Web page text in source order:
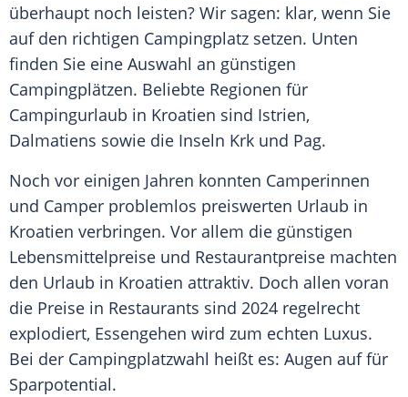
überhaupt noch leisten? Wir sagen: klar, wenn Sie
auf den richtigen Campingplatz setzen. Unten
finden Sie eine Auswahl an günstigen
Campingplätzen. Beliebte Regionen für
Campingurlaub in Kroatien sind Istrien,
Dalmatiens sowie die Inseln Krk und Pag.
Noch vor einigen Jahren konnten Camperinnen
und Camper problemlos preiswerten Urlaub in
Kroatien verbringen. Vor allem die günstigen
Lebensmittelpreise und Restaurantpreise machten
den Urlaub in Kroatien attraktiv. Doch allen voran
die Preise in Restaurants sind 2024 regelrecht
explodiert, Essengehen wird zum echten Luxus.
Bei der Campingplatzwahl heißt es: Augen auf für
Sparpotential.